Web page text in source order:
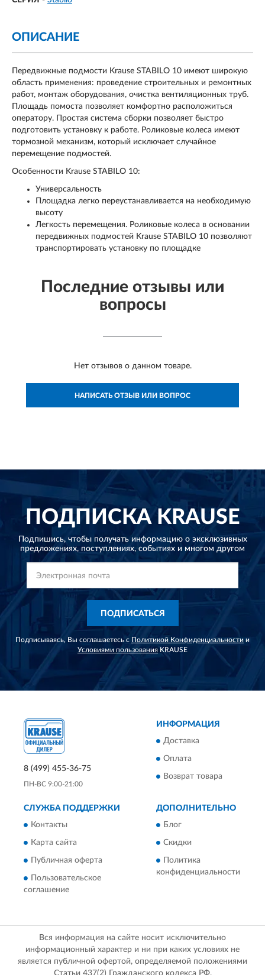
ОПИСАНИЕ
Передвижные подмости Krause STABILO 10 имеют широкую
область применения: проведение строительных и ремонтных
работ, монтаж оборудования, очистка вентиляционных труб.
Площадь помоста позволяет комфортно расположиться
оператору. Простая система сборки позволяет быстро
подготовить установку к работе. Роликовые колеса имеют
тормозной механизм, который исключает случайное
перемещение подмостей.
Особенности Krause STABILO 10:
Универсальность
Площадка легко переустанавливается на необходимую
высоту
Легкость перемещения. Роликовые колеса в основании
передвижных подмостей Krause STABILO 10 позволяют
транспортировать установку по площадке
Последние отзывы или
вопросы
Нет отзывов о данном товаре.
НАПИСАТЬ ОТЗЫВ ИЛИ ВОПРОС
ПОДПИСКАKRAUSE
Подпишись, чтобы получать информацию о эксклюзивных
предложениях, поступлениях, событиях и многом другом
ПОДПИСАТЬСЯ
Подписываясь, Вы соглашаетесь с Политикой Конфиденциальности и
Условиями пользования KRAUSE
8 (499) 455-36-75
ПН-ВС 9:00-21:00
ИНФОРМАЦИЯ
Доставка
Оплата
Возврат товара
СЛУЖБА ПОДДЕРЖКИ
Контакты
Карта сайта
Публичная оферта
Пользовательское
соглашение
ДОПОЛНИТЕЛЬНО
Блог
Скидки
Политика
конфиденциальности
Вся информация на сайте носит исключительно
информационный характер и ни при каких условиях не
является публичной офертой, определяемой положениями